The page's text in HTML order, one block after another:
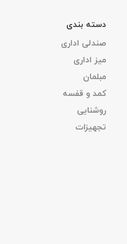
دسته بندی
صندلی اداری
میز اداری
مبلمان
کمد و قفسه
روشنایی
تجهیزات